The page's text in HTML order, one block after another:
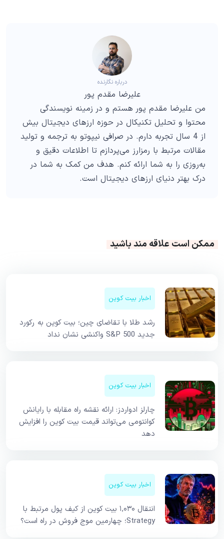
درباره نگارنده
علیرضا مقدم پور
من علیرضا مقدم پور هستم و در زمینه نویسندگی
محتوا و تحلیل تکنیکال در حوزه ارزهای دیجیتال بیش
از 4 سال تجربه دارم. در صرافی نیپوتو به ترجمه و تولید
مقالات مرتبط با رمزارز می‌پردازم تا اطلاعات دقیق و
به‌روزی را به شما ارائه کنم. هدف من کمک به شما در
درک بهتر دنیای ارزهای دیجیتال است.
ممکن است علاقه مند باشید
اخبار بیت کوین
رشد طلا با تقاضای چین؛ بیت کوین به رکورد
جدید S&P 500 واکنشی نشان نداد
اخبار بیت کوین
چارلز ادواردز: ارائه نقشه راه مقابله با رایانش
کوانتومی می‌تواند قیمت بیت کوین را افزایش
دهد
اخبار بیت کوین
انتقال ۱,۰۳۰ بیت کوین از کیف پول مرتبط با
Strategy؛ چهارمین موج فروش در راه است؟